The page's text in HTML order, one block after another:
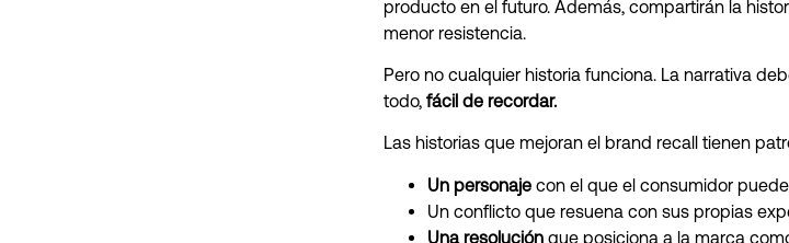
producto en el futuro. Además, compartirán la
menor resistencia.
Pero no cualquier historia funciona. La narrativa
todo,fácil de recordar.
Las historias que mejoran el brand recall tienen
Un personaje con el que el consumidor
Un conflicto que resuena con sus propias
Una resolución que posiciona a la marca